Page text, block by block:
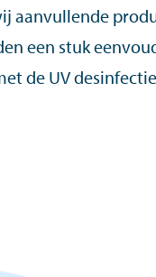
aanvullende
een stuk
de UV